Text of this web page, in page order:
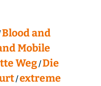
Blood and
Mobile
Weg Die
extreme